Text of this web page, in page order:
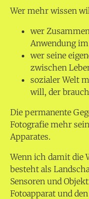
Wer mehr wissen
wer
Anwendung
wer seine
zwischen
sozialer Welt
will, der
Die permanente
Fotografie mehr
Apparates.
Wenn ich damit die
besteht als
Sensoren und
Fotoapparat und